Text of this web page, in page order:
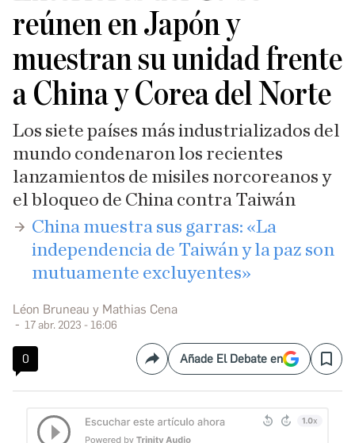
reúnen en Japón y
muestran su unidad frente
a China y Corea del Norte
Los siete países más industrializados del
mundo condenaron los recientes
lanzamientos de misiles norcoreanos y
el bloqueo de China contra Taiwán
China muestra sus garras: «La
independencia de Taiwán y la paz son
mutuamente excluyentes»
Léon Bruneau y Mathias Cena
17 abr. 2023 - 16:06
0 CompartirAñade El Debate en Save